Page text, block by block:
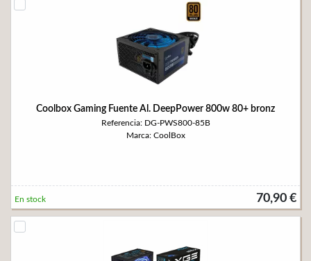
Coolbox Gaming Fuente Al. DeepPower 800w 80+ bronz
Referencia: DG-PWS800-85B
Marca: CoolBox
70,90 €
En stock